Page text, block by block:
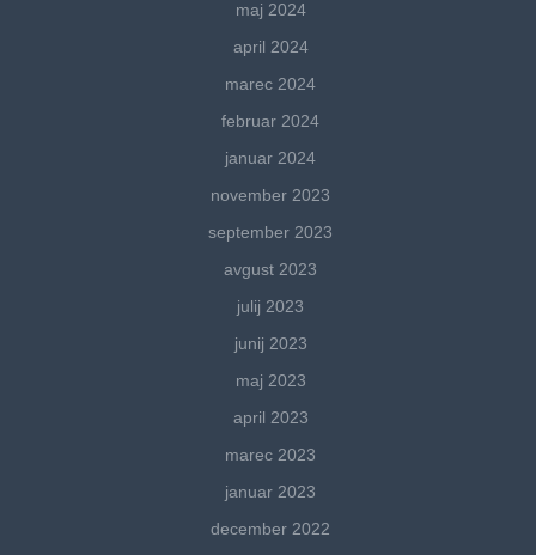
maj 2024
april 2024
marec 2024
februar 2024
januar 2024
november 2023
september 2023
avgust 2023
julij 2023
junij 2023
maj 2023
april 2023
marec 2023
januar 2023
december 2022